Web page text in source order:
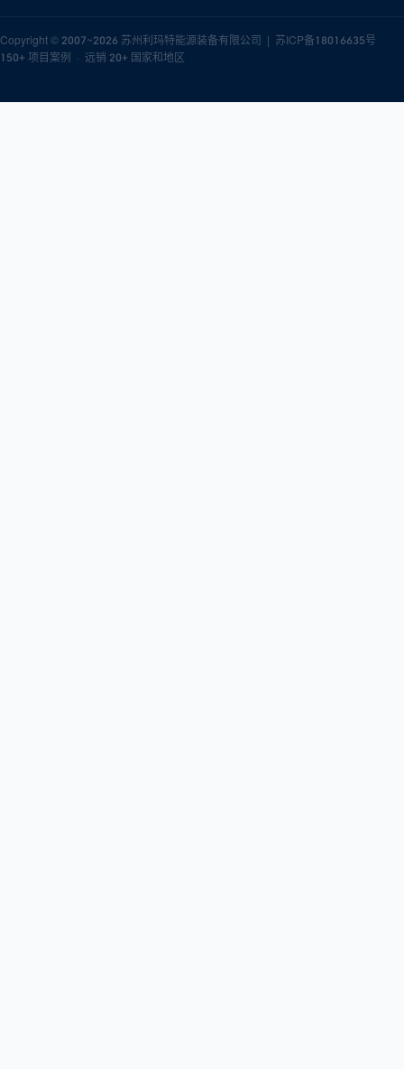
Copyright © 2007~2026 苏州利玛特能源装备有限公司 | 苏ICP备18016635号
150+ 项目案例 · 远销 20+ 国家和地区